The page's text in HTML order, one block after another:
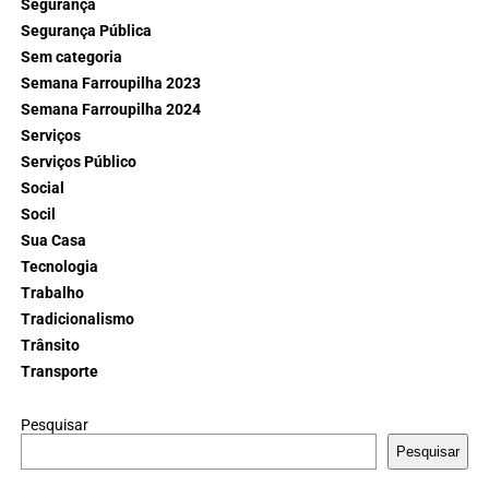
Segurança
Segurança Pública
Sem categoria
Semana Farroupilha 2023
Semana Farroupilha 2024
Serviços
Serviços Público
Social
Socil
Sua Casa
Tecnologia
Trabalho
Tradicionalismo
Trânsito
Transporte
Pesquisar
Pesquisar